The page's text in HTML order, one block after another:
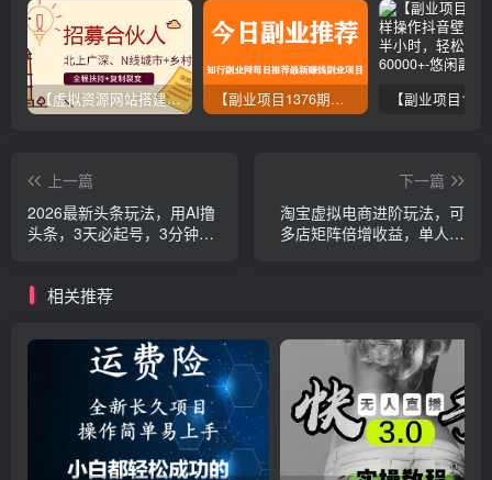
【虚拟资源网站搭建服务】加盟本站系统，做一个和本站一样的独立网站，躺赚的项目 【副业项目1376期】龟课最新闲鱼项目玩法实战教程_全新升级月收益几千到几万
上一篇
2026最新头条玩法，用AI撸
头条，3天必起号，3分钟1
下一篇
淘宝虚拟电商进阶玩法，可
多店矩阵倍增收益，单人月
相关推荐